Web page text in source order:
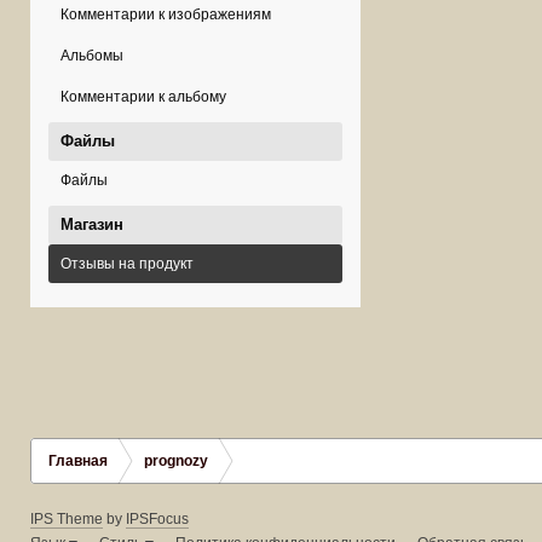
Комментарии к изображениям
Альбомы
Комментарии к альбому
Файлы
Файлы
Магазин
Отзывы на продукт
Главная prognozy
IPS Theme by IPSFocus